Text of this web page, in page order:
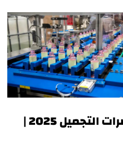
كورسات مستحضرات التجميل 2025 |